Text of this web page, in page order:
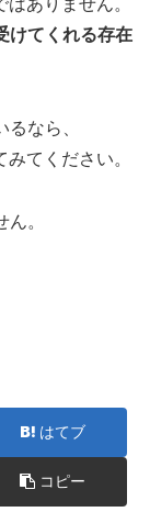
ありません。
けてくれる存在
なら、
てください。
。
はてブ
コピー